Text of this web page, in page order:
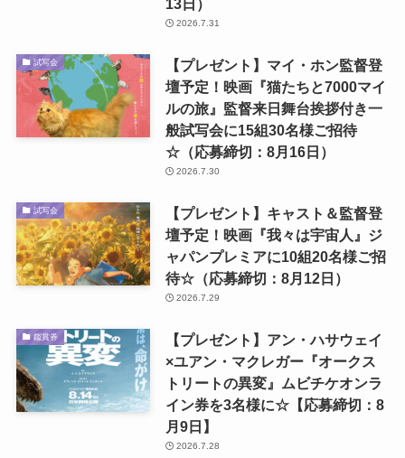
13日）
2026.7.31
試写会
【プレゼント】マイ・ホン監督登
壇予定！映画『猫たちと7000マイ
ルの旅』監督来日舞台挨拶付き一
般試写会に15組30名様ご招待
☆（応募締切：8月16日）
2026.7.30
試写会
【プレゼント】キャスト＆監督登
壇予定！映画『我々は宇宙人』ジ
ャパンプレミアに10組20名様ご招
待☆（応募締切：8月12日）
2026.7.29
鑑賞券
【プレゼント】アン・ハサウェイ
×ユアン・マクレガー『オークス
トリートの異変』ムビチケオンラ
イン券を3名様に☆【応募締切：8
月9日】
2026.7.28